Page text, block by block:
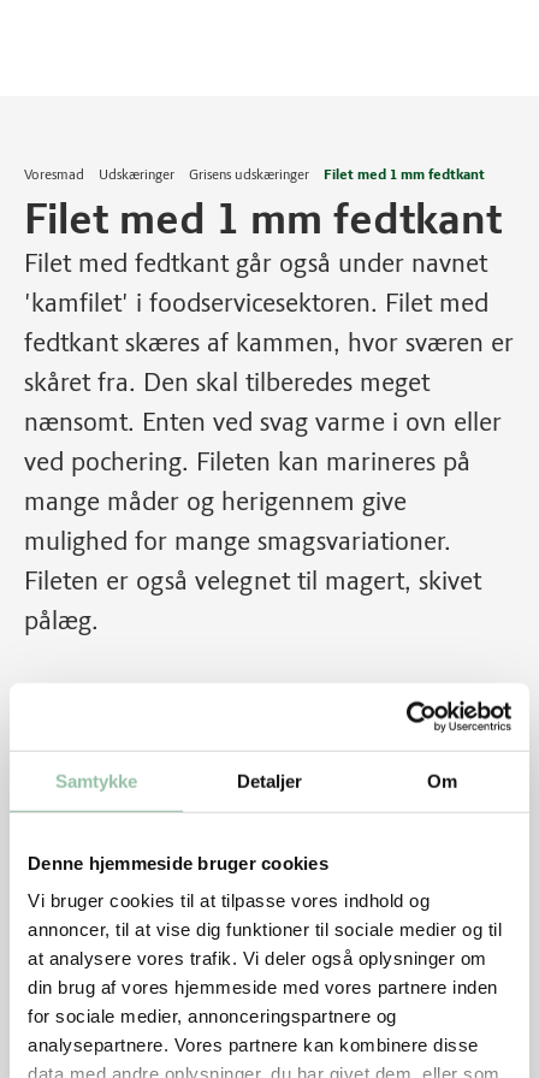
Samtykke Detaljer Om
Denne hjemmeside bruger cookies
Vi bruger cookies til at tilpasse vores indhold og
annoncer, til at vise dig funktioner til sociale medier og til
at analysere vores trafik. Vi deler også oplysninger om
din brug af vores hjemmeside med vores partnere inden
for sociale medier, annonceringspartnere og
analysepartnere. Vores partnere kan kombinere disse
data med andre oplysninger, du har givet dem, eller som
Voresmad Udskæringer Grisens udskæringer Filet med 1 mm fedtkant
Filet med 1 mm fedtkant
Filet med fedtkant går også under navnet
'kamfilet' i foodservicesektoren. Filet med
fedtkant skæres af kammen, hvor sværen er
skåret fra. Den skal tilberedes meget
nænsomt. Enten ved svag varme i ovn eller
ved pochering. Fileten kan marineres på
mange måder og herigennem give
mulighed for mange smagsvariationer.
Fileten er også velegnet til magert, skivet
pålæg.
Skærevejledning